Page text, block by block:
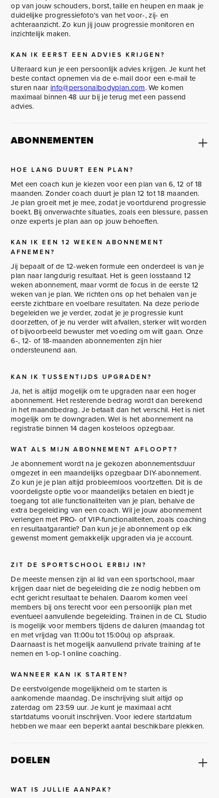
op van jouw schouders, borst, taille en heupen en maak je
duidelijke progressiefoto's van het voor-, zij- en
achteraanzicht. Zo kun jij jouw progressie monitoren en
inzichtelijk maken.
KAN IK EERST EEN ADVIES KRIJGEN?
Uiteraard kun je een persoonlijk advies krijgen. Je kunt het
beste contact opnemen via de e-mail door een e-mail te
sturen naar info@personalbodyplan.com. We komen
maximaal binnen 48 uur bij je terug met een passend
advies.
ABONNEMENTEN
HOE LANG DUURT EEN PLAN?
Met een coach kun je kiezen voor een plan van 6, 12 of 18
maanden. Zonder coach duurt je plan 12 tot 18 maanden.
Je plan groeit met je mee, zodat je voortdurend progressie
boekt. Bij onverwachte situaties, zoals een blessure, passen
onze experts je plan aan op jouw behoeften.
KAN IK EEN 12 WEKEN ABONNEMENT
AFNEMEN?
Jij bepaalt of de 12-weken formule een onderdeel is van je
plan naar langdurig resultaat. Het is geen losstaand 12
weken abonnement, maar vormt de focus in de eerste 12
weken van je plan. We richten ons op het behalen van je
eerste zichtbare en voelbare resultaten. Na deze periode
begeleiden we je verder, zodat je je progressie kunt
doorzetten, of je nu verder wilt afvallen, sterker wilt worden
of bijvoorbeeld bewuster met voeding om wilt gaan. Onze
6-, 12- of 18-maanden abonnementen zijn hier
ondersteunend aan.
KAN IK TUSSENTIJDS UPGRADEN?
Ja, het is altijd mogelijk om te upgraden naar een hoger
abonnement. Het resterende bedrag wordt dan berekend
in het maandbedrag. Je betaalt dan het verschil. Het is niet
mogelijk om te downgraden. Wel is het abonnement na
registratie binnen 14 dagen kosteloos opzegbaar.
WAT ALS MIJN ABONNEMENT AFLOOPT?
Je abonnement wordt na je gekozen abonnementsduur
omgezet in een maandelijks opzegbaar DIY-abonnement.
Zo kun je je plan altijd probleemloos voortzetten. Dit is de
voordeligste optie voor maandelijks betalen en biedt je
toegang tot alle functionaliteiten van je plan, behalve de
extra begeleiding van een coach. Wil je jouw abonnement
verlengen met PRO- of VIP-functionaliteiten, zoals coaching
en resultaatgarantie? Dan kun je je abonnement op elk
gewenst moment gemakkelijk upgraden via je account.
ZIT DE SPORTSCHOOL ERBIJ IN?
De meeste mensen zijn al lid van een sportschool, maar
krijgen daar niet de begeleiding die ze nodig hebben om
echt gericht resultaat te behalen. Daarom komen veel
members bij ons terecht voor een persoonlijk plan met
eventueel aanvullende begeleiding. Trainen in de CL Studio
is mogelijk voor members tijdens de daluren (maandag tot
en met vrijdag van 11:00u tot 15:00u) op afspraak.
Daarnaast is het mogelijk aanvullend private training af te
nemen en 1-op-1 online coaching.
WANNEER KAN IK STARTEN?
De eerstvolgende mogelijkheid om te starten is
aankomende maandag. De inschrijving sluit altijd op
zaterdag om 23:59 uur. Je kunt je maximaal acht
startdatums vooruit inschrijven. Voor iedere startdatum
hebben we maar een beperkt aantal beschikbare plekken.
DOELEN
WAT IS JULLIE AANPAK?